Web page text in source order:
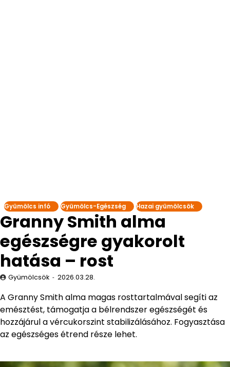
Gyümölcs infó Gyümölcs-Egészség Hazai gyümölcsök
Granny Smith alma
egészségre gyakorolt
hatása – rost
Gyümölcsök 2026.03.28.
A Granny Smith alma magas rosttartalmával segíti az
emésztést, támogatja a bélrendszer egészségét és
hozzájárul a vércukorszint stabilizálásához. Fogyasztása
az egészséges étrend része lehet.